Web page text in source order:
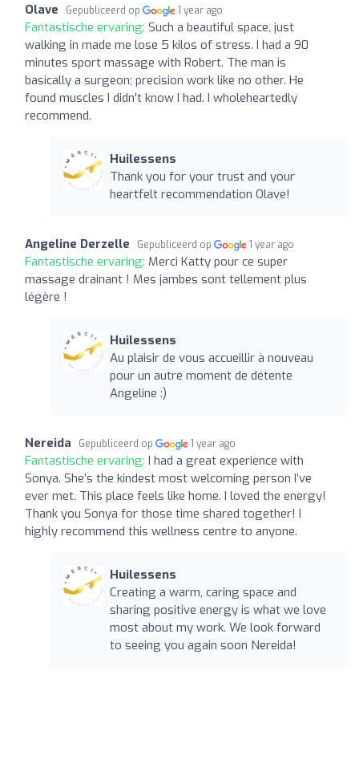
Olave Gepubliceerd op 1 year ago
Fantastische ervaring: Such a beautiful space, just
walking in made me lose 5 kilos of stress. I had a 90
minutes sport massage with Robert. The man is
basically a surgeon; precision work like no other. He
found muscles I didn't know I had. I wholeheartedly
recommend.
Huilessens
Thank you for your trust and your
heartfelt recommendation Olave!
Angeline Derzelle Gepubliceerd op 1 year ago
Fantastische ervaring: Merci Katty pour ce super
massage drainant ! Mes jambes sont tellement plus
légère !
Huilessens
Au plaisir de vous accueillir à nouveau
pour un autre moment de détente
Angeline :)
Nereida Gepubliceerd op 1 year ago
Fantastische ervaring: I had a great experience with
Sonya. She’s the kindest most welcoming person I’ve
ever met. This place feels like home. I loved the energy!
Thank you Sonya for those time shared together! I
highly recommend this wellness centre to anyone.
Huilessens
Creating a warm, caring space and
sharing positive energy is what we love
most about my work. We look forward
to seeing you again soon Nereida!